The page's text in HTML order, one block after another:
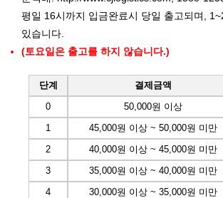
평일 16시까지 입금완료시 당일 출고되며,
있습니다.
(토요일은 출고를 하지 않습니다.)
단계 결제금액
0
50,000원 이상
1
45,000원 이상 ~ 50,000원 미만
2
40,000원 이상 ~ 45,000원 미만
3
35,000원 이상 ~ 40,000원 미만
4
30,000원 이상 ~ 35,000원 미만